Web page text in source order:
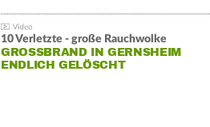
10 Verletzte - große Rauchwolke
GROSSBRAND IN GERNSHEIM E
NDLICH GELÖSCHT